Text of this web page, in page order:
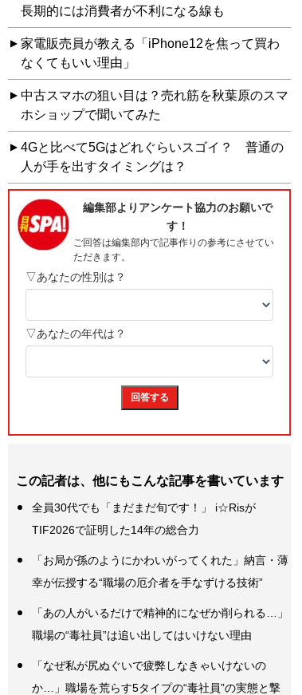
長期的には消費者が不利になる線も
家電販売員が教える「iPhone12を焦って買わ
なくてもいい理由」
中古スマホの狙い目は？売れ筋を秋葉原のスマ
ホショップで聞いてみた
4Gと比べて5Gはどれぐらいスゴイ？ 普通の
人が手を出すタイミングは？
この記者は、他にもこんな記事を書いています
全員30代でも「まだまだ旬です！」 i☆Risが
TIF2026で証明した14年の総合力
「お局が孫のようにかわいがってくれた」納言・薄
幸が伝授する“職場の厄介者を手なずける技術”
「あの人がいるだけで精神的になぜか削られる…」
職場の“毒社員”は追い出してはいけない理由
「なぜ私が尻ぬぐいで疲弊しなきゃいけないの
か…」職場を荒らす5タイプの“毒社員”の実態と撃